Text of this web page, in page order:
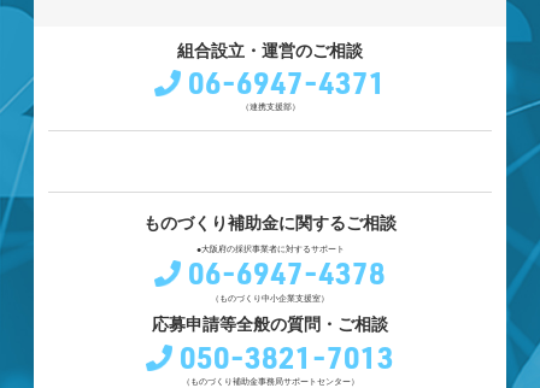
組合設立・運営のご相談
06-6947-4371
（連携支援部）
ものづくり補助金に関するご相談
●大阪府の採択事業者に対するサポート
06-6947-4378
（ものづくり中小企業支援室）
応募申請等全般の質問・ご相談
050-3821-7013
（ものづくり補助金事務局サポートセンター）